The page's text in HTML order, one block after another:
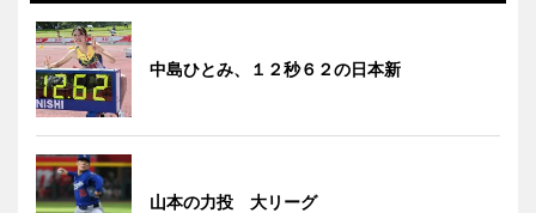
中島ひとみ、１２秒６２の日本新
山本の力投 大リーグ